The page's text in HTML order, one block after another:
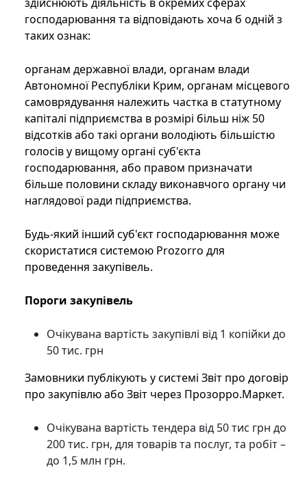
господарювання та відповідають хоча б одній з
таких ознак:
органам державної влади, органам влади
Автономної Республіки Крим, органам місцевого
самоврядування належить частка в статутному
капіталі підприємства в розмірі більш ніж 50
відсотків або такі органи володіють більшістю
голосів у вищому органі суб'єкта
господарювання, або правом призначати
більше половини складу виконавчого органу чи
наглядової ради підприємства.
Будь-який інший суб'єкт господарювання може
скористатися системою Prozorro для
проведення закупівель.
Пороги закупівель
Очікувана вартість закупівлі від 1 копійки до
50 тис. грн
Замовники публікують у системі Звіт про договір
про закупівлю або Звіт через Прозорро.Маркет.
Очікувана вартість тендера від 50 тис грн до
200 тис. грн, для товарів та послуг, та робіт –
до 1,5 млн грн.